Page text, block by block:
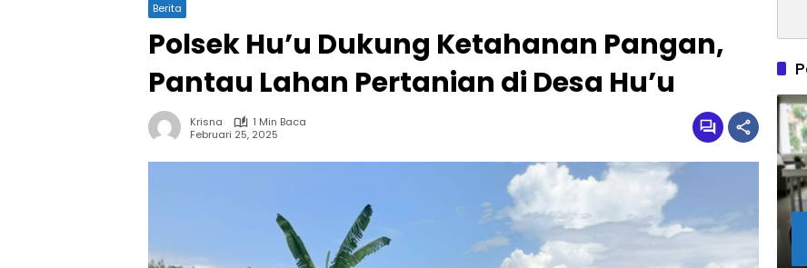
Berita
Polsek Hu’u Dukung Ketahanan Pangan,
Pantau Lahan Pertanian di Desa Hu’u
Krisna
1 Min Baca
Februari 25, 2025